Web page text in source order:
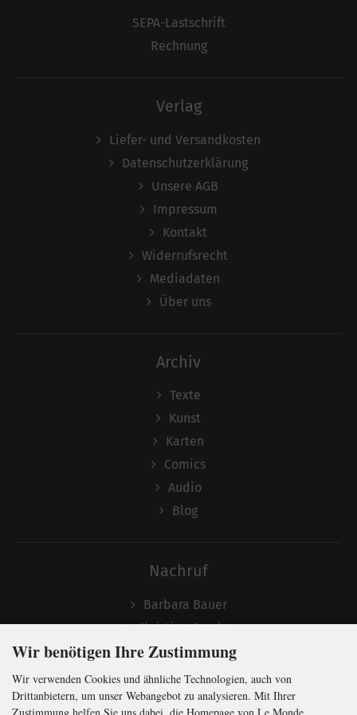
SEPA-Lastschrift
Rechnung
Verlag
Liefer- und Versandkosten
Datenschutzerklärung
Unsere AGB
Impressum
Kontakt
Widerrufsrecht
Mediadaten
Über uns
Archiv
Texte
Kunst
Karten
Comics
Audio
Blog
Nachruf
Barbara Bauer
Christian Semler
Folgen
Wir benötigen Ihre Zustimmung
Wir verwenden Cookies und ähnliche Technologien, auch von
Drittanbietern, um unser Webangebot zu analysieren. Mit Ihrer